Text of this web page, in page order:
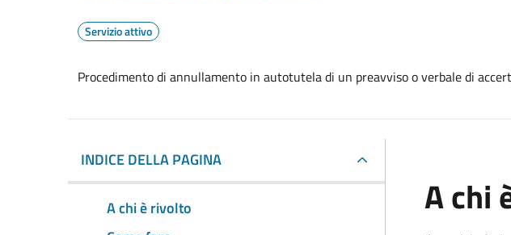
Servizio attivo
Procedimento di annullamento in autotutela di un preavviso o verbale di
INDICE DELLA PAGINA
A chi è rivolto
A chi